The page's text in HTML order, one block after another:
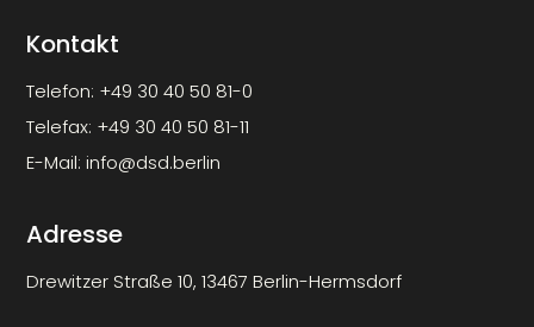
Kontakt
Telefon: +49 30 40 50 81-0
Telefax: +49 30 40 50 81-11
E-Mail:info@dsd.berlin
Adresse
Drewitzer Straße 10, 13467 Berlin-Hermsdorf